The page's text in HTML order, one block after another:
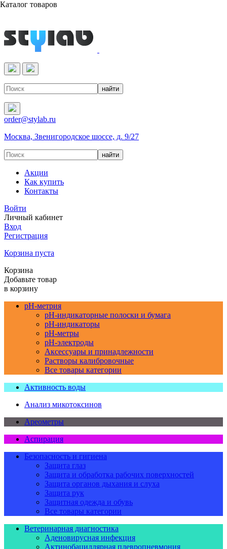
Реактивы & Оборудование
order@stylab.ru
Москва, Звенигородское шоссе, д. 9/27
Акции
Как купить
Контакты
Войти
Личный кабинет
Вход
Регистрация
Корзина пуста
Корзина
Добавьте товар
в корзину
pH-метрия
pH-индикаторные полоски и бумага
pH-индикаторы
pH-метры
pH-электроды
Аксессуары и принадлежности
Растворы калибровочные
Все товары категории
Активность воды
Анализ микотоксинов
Ареометры
Аспирация
Безопасность и гигиена
Защита глаз
Защита и обработка рабочих поверхностей
Защита органов дыхания и слуха
Защита рук
Защитная одежда и обувь
Все товары категории
Ветеринарная диагностика
Аденовирусная инфекция
Актинобациллярная плевропневмония
Каталог товаров